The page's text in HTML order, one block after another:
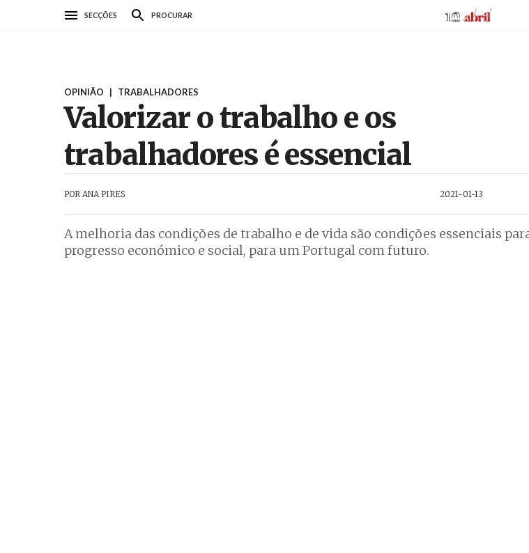
SECÇÕES PROCURAR AbrilAbril
OPINIÃO | TRABALHADORES
Valorizar o trabalho e os
trabalhadores é essencial
POR ANA PIRES 2021-01-13
A melhoria das condições de trabalho e de vida são condições essenciais
progresso económico e social, para um Portugal com futuro.